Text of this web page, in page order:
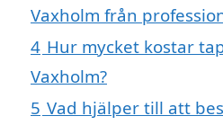
Vaxholm från
4 Hur mycket kostar
Vaxholm?
5 Vad hjälper till att